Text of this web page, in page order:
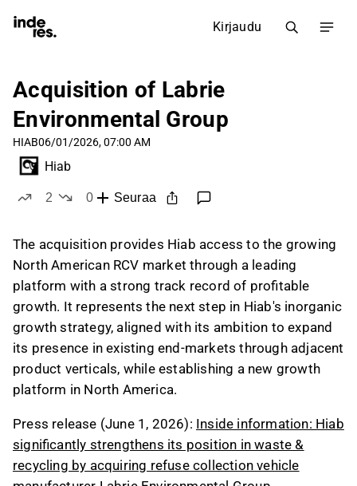
Kirjaudu
Acquisition of Labrie
Environmental Group
HIAB06/01/2026, 07:00 AM
Hiab
2
0
Seuraa
The acquisition provides Hiab access to the growing
North American RCV market through a leading
platform with a strong track record of profitable
growth. It represents the next step in Hiab's inorganic
growth strategy, aligned with its ambition to expand
its presence in existing end-markets through adjacent
product verticals, while establishing a new growth
platform in North America.
Press release (June 1, 2026): Inside information: Hiab
significantly strengthens its position in waste &
recycling by acquiring refuse collection vehicle